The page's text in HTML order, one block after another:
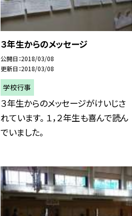
３年生からのメッセージ
公開日 2018/03/08
更新日 2018/03/08
学校行事
３年生からのメッセージがけいじさ
れています。 １，２年生も喜んで読ん
でいました。